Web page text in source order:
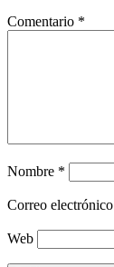
Comentario *
Nombre *
Correo electrónico
Web